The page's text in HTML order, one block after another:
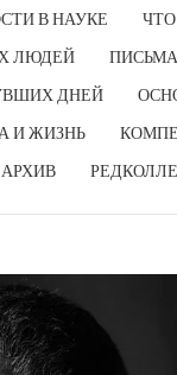
В НАУКЕ
ЛЮДЕЙ
ДНЕЙ
И ЖИЗНЬ
АРХИВ